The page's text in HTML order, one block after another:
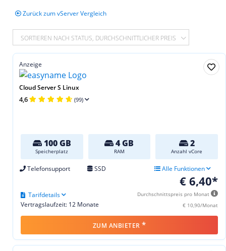
Zurück zum vServer Vergleich
SORTIEREN NACH STATUS, DURCHSCHNITTLICHER PREIS
Anzeige
Cloud Server S Linux
4,6 (99)
100 GB
Speicherplatz
4 GB
RAM
2
Anzahl vCore
Telefonsupport SSD Alle Funktionen
€ 6,40*
Durchschnittspreis pro Monat
€ 10,90/Monat
Vertragslaufzeit: 12 Monate
Tarifdetails
ZUM ANBIETER *